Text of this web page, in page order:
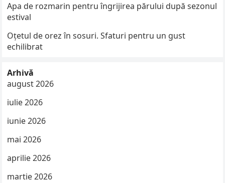
Apa de rozmarin pentru îngrijirea părului după sezonul
estival
Oțetul de orez în sosuri. Sfaturi pentru un gust
echilibrat
Arhivă
august 2026
iulie 2026
iunie 2026
mai 2026
aprilie 2026
martie 2026